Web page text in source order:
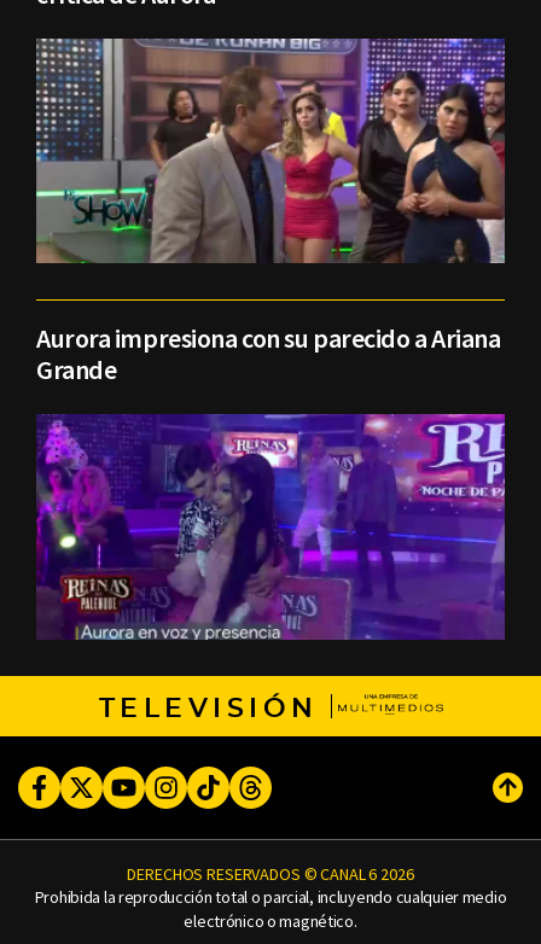
Aurora impresiona con su parecido a Ariana
Grande
TELEVISIÓN
FacebookTwitterYoutubeInstagram
TikTokThreads
DERECHOS RESERVADOS © CANAL 6 2026
Prohibida la reproducción total o parcial, incluyendo cualquier medio
electrónico o magnético.